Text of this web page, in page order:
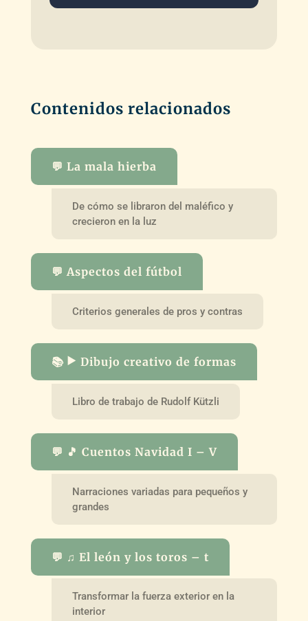
Contenidos relacionados
💬 La mala hierba
De cómo se libraron del maléfico y
crecieron en la luz
💬 Aspectos del fútbol
Criterios generales de pros y contras
📚 ▶️ Dibujo creativo de formas
Libro de trabajo de Rudolf Kützli
💬 🎵 Cuentos Navidad I – V
Narraciones variadas para pequeños y
grandes
💬 ♫ El león y los toros – t
Transformar la fuerza exterior en la
interior